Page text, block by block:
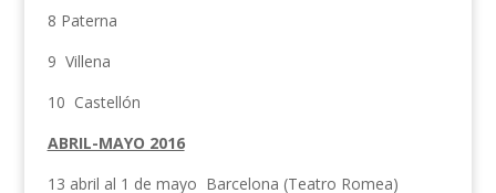
8 Paterna
9 Villena
10 Castellón
ABRIL-MAYO 2016
13 abril al 1 de mayo Barcelona (Teatro Romea)